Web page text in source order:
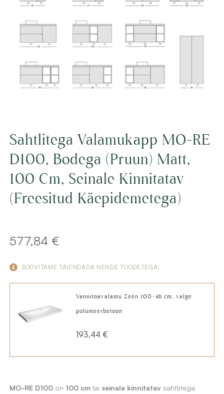
Sahtlitega Valamukapp MO-RE
D100, Bodega (pruun) Matt,
100 Cm, Seinale Kinnitatav
(freesitud Käepidemetega)
577,84 €
SOOVITAME TÄIENDADA NENDE TOODETEGA:
Vannitoavalamu Zeen 100×46 cm, valge
polümeerbetoon
193,44 €
MO-RE D100 on 100 cm lai seinale kinnitatav sahtlitega